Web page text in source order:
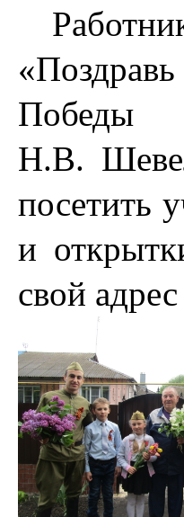
Победы
Н.В.
посетить
и
свой